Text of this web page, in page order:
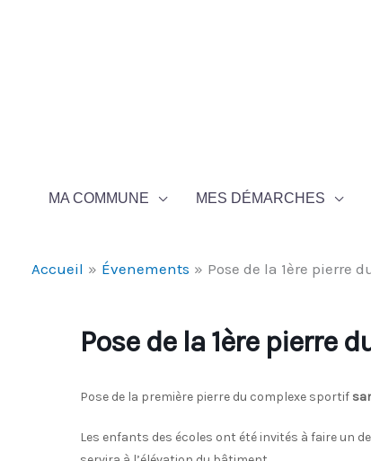
MA COMMUNE MES DÉMARCHES
Accueil Évenements Pose de la 1ère pierre
Pose de la 1ère pierre
Pose de la première pierre du complexe sportif
Les enfants des écoles ont été invités à faire un